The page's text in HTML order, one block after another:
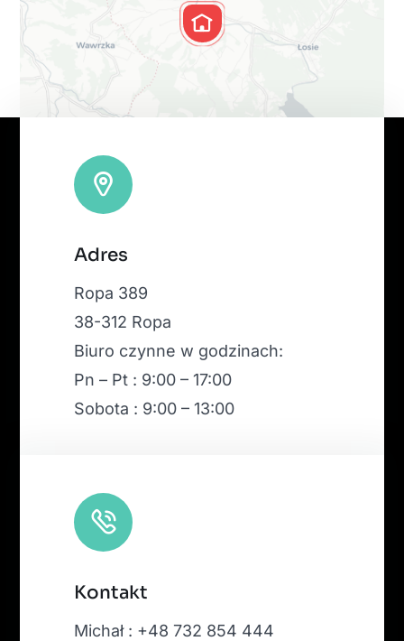
|Map tiles by
OpenStreetMap, under ODbL.
Adres
Ropa 389
38-312 Ropa
Biuro czynne w godzinach:
Pn – Pt : 9:00 – 17:00
Sobota : 9:00 – 13:00
Kontakt
Michał : +48 732 854 444